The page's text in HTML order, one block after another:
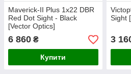
Maverick-II Plus 1x22 DBR
Red Dot Sight - Black
[Vector Optics]
6 860 ₴
Купити
Sight
3